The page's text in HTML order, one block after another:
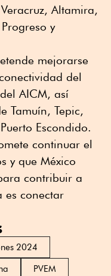
Altamira,
y
mejorarse
del
AICM, así
Tamuín, Tepic,
Escondido.
continuar el
y que México
contribuir a
es conectar
2024
PVEM